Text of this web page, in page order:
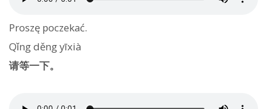
Proszę poczekać.
Qǐng děng yīxià
请等一下。